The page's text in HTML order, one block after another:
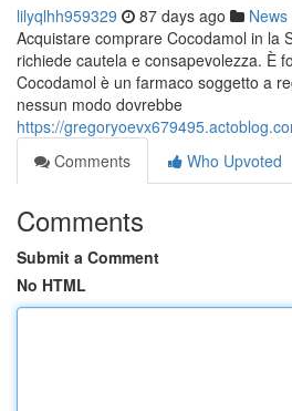
lilyqlhh959329 87 days ago News
Acquistare comprare Cocodamol in la
richiede cautela e consapevolezza. È
Cocodamol è un farmaco soggetto a
nessun modo dovrebbe
https://
Comments
Who Upvoted
Comments
Submit a Comment
No HTML